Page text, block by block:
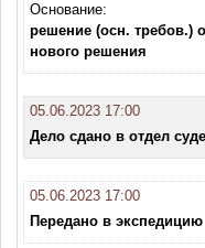
Основание:
решение (осн. требов.)
нового решения
05.06.2023 17:00
Дело сдано в отдел
05.06.2023 17:00
Передано в экспедицию